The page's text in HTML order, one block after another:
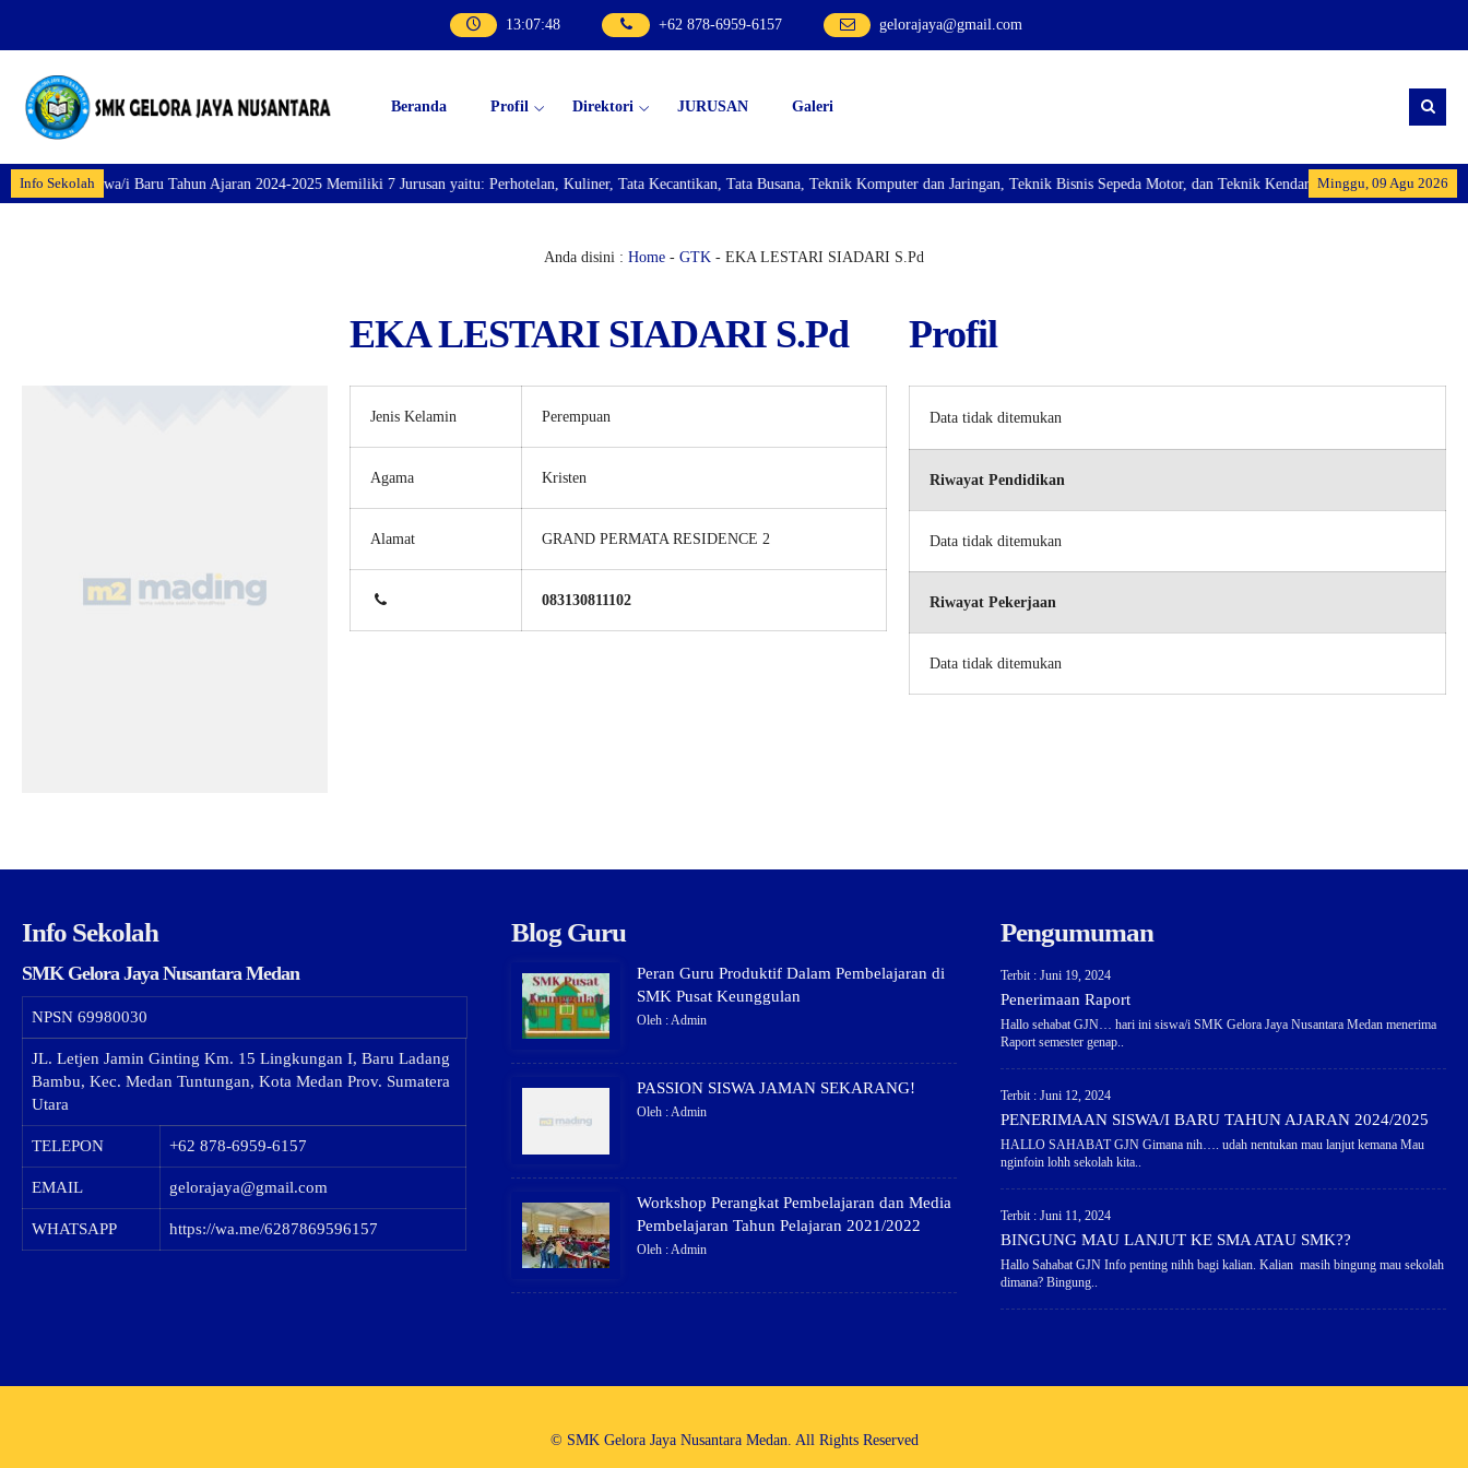
13:07:48 +62 878-6959-6157 gelorajaya@gmail.com
Beranda Profil Direktori JURUSAN Galeri
Info Sekolah Minggu, 09 Agu 2026
Siswa/i Baru Tahun Ajaran 2024-2025 Memiliki 7 Jurusan yaitu: Perhotelan, Kuliner, Tata Kecantikan, Tata Busana, Teknik Komputer dan Jaringan, Teknik Bisnis Sepeda Motor, dan Teknik Kendaraan Ringan Dan membuka
Anda disini : Home - GTK - EKA LESTARI SIADARI S.Pd
EKA LESTARI SIADARI S.Pd
Jenis Kelamin Perempuan
Agama Kristen
Alamat GRAND PERMATA RESIDENCE 2
083130811102
Profil
Data tidak ditemukan
Riwayat Pendidikan
Data tidak ditemukan
Riwayat Pekerjaan
Data tidak ditemukan
Info Sekolah
SMK Gelora Jaya Nusantara Medan
NPSN 69980030
JL. Letjen Jamin Ginting Km. 15 Lingkungan I, Baru Ladang
Bambu, Kec. Medan Tuntungan, Kota Medan Prov. Sumatera
Utara
TELEPON +62 878-6959-6157
EMAIL gelorajaya@gmail.com
WHATSAPP https://wa.me/6287869596157
Blog Guru
Peran Guru Produktif Dalam Pembelajaran di
SMK Pusat Keunggulan
Oleh : Admin
PASSION SISWA JAMAN SEKARANG!
Oleh : Admin
Workshop Perangkat Pembelajaran dan Media
Pembelajaran Tahun Pelajaran 2021/2022
Oleh : Admin
Pengumuman
Terbit : Juni 19, 2024
Penerimaan Raport
Hallo sehabat GJN… hari ini siswa/i SMK Gelora Jaya Nusantara Medan menerima
Raport semester genap..
Terbit : Juni 12, 2024
PENERIMAAN SISWA/I BARU TAHUN AJARAN 2024/2025
HALLO SAHABAT GJN Gimana nih…. udah nentukan mau lanjut kemana Mau
nginfoin lohh sekolah kita..
Terbit : Juni 11, 2024
BINGUNG MAU LANJUT KE SMA ATAU SMK??
Hallo Sahabat GJN Info penting nihh bagi kalian. Kalian masih bingung mau sekolah
dimana? Bingung..
© SMK Gelora Jaya Nusantara Medan. All Rights Reserved